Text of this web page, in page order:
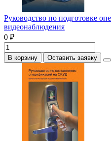
Руководство по подготовке
видеонаблюдения
0 ₽
В корзину Оставить заявку